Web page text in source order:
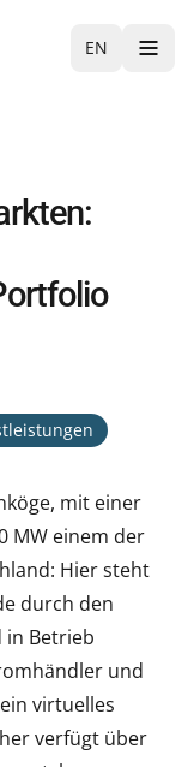
EN
mit einer
MW einem der
Hier steht
durch den
Betrieb
und
virtuelles
verfügt über